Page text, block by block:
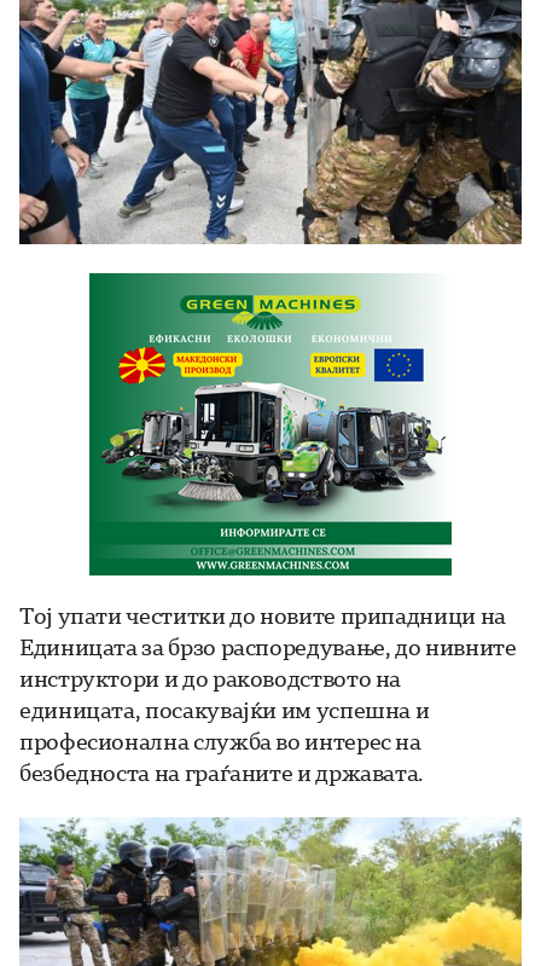
Тој упати честитки до новите припадници на
Единицата за брзо распоредување, до нивните
инструктори и до раководството на
единицата, посакувајќи им успешна и
професионална служба во интерес на
безбедноста на граѓаните и државата.